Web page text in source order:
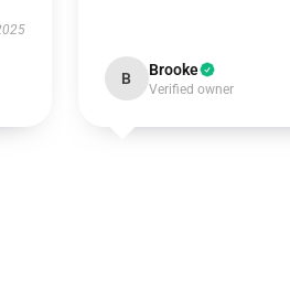
B Brooke
Verified owner